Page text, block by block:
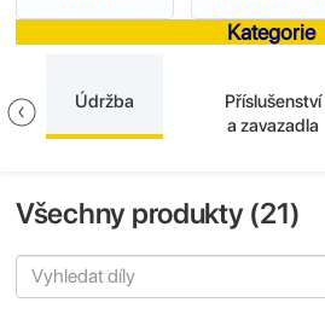
Kategorie
Údržba
Příslušenství
a zavazadla
Všechny produkty (21)